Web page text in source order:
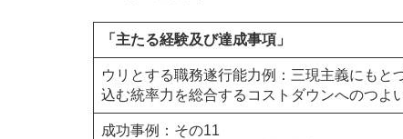
「主たる経験及び達成事項」
ウリとする職務遂行能力例：三現主義にもと
込む統率力を総合するコストダウンへのつよ
成功事例：その11